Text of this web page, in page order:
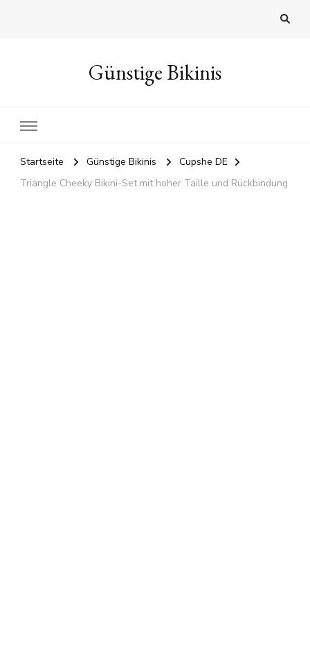
Günstige Bikinis
Startseite Günstige Bikinis
Cupshe DE
Triangle Cheeky Bikini-Set mit hoher Taille und Rückbindung